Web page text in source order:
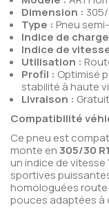
Dimension :
Type : Pneu
Indice de
Indice de
Utilisation :
Profil : Optimisé
stabilité à haute
Livraison :
Compatibilité
Ce pneu est
monte en 305/30
un indice de vitesse
sportives
homologuées route
pouces adaptées à